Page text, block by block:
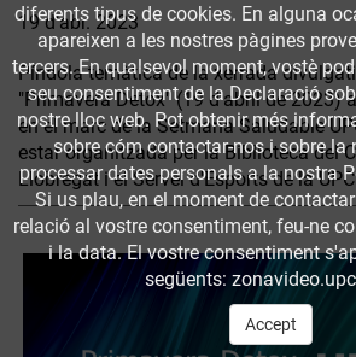
19 d’abr. 2023
Píndola temàtica de la xerrada
"Primavera Detox" (19 d'abril de 2023)
en el marc de la Setmana Saludable
estar organitzada per la Biblioteca del
Llobregat i el Servei d'Esports de la UPC
diferents tipus de cookies. En alguna
apareixen a les nostres pàgines
tercers. En qualsevol moment, vostè
seu consentiment de la Declaració
nostre lloc web. Pot obtenir més
sobre cóm contactar-nos i sobre la
processar dates personals a la nostra
Si us plau, en el moment de
relació al vostre consentiment, feu-ne
i la data. El vostre consentiment
següents:
Accept